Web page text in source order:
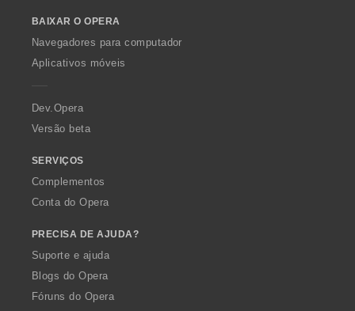
w
O
p
a
BAIXAR O OPERA
Navegadores para computador
Aplicativos móveis
Dev.Opera
Versão beta
SERVIÇOS
Complementos
Conta do Opera
PRECISA DE AJUDA?
Suporte e ajuda
Blogs do Opera
Fóruns do Opera